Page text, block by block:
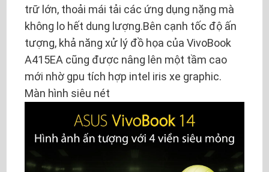
trữ lớn, thoải mái tải các ứng dụng nặng mà
không lo hết dung lượng.Bên cạnh tốc độ ấn
tượng, khả năng xử lý đồ họa của VivoBook
A415EA cũng được nâng lên một tầm cao
mới nhờ gpu tích hợp intel iris xe graphic.
Màn hình siêu nét